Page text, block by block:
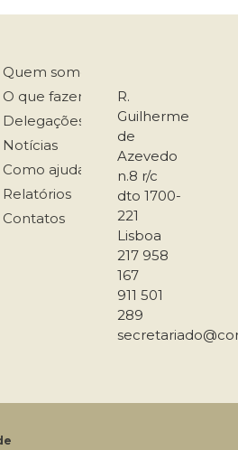
Quem somos
O que fazemos
Delegações
Notícias
Como ajudar
Relatórios
Contatos
R.
Guilherme
de
Azevedo
n.8 r/c
dto 1700-
221
Lisboa
217 958
167
911 501
289